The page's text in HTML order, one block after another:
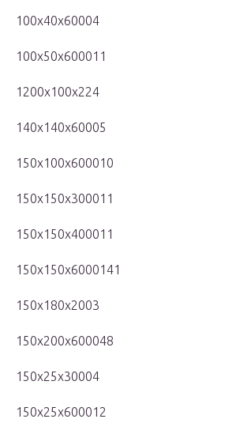
100x40x60004
100x50x600011
1200x100x224
140x140x60005
150x100x600010
150x150x300011
150x150x400011
150x150x6000141
150x180x2003
150x200x600048
150x25x30004
150x25x600012